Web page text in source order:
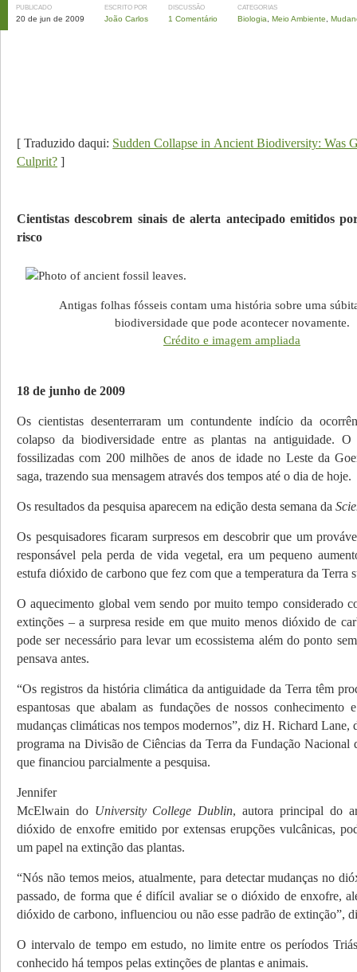
PUBLICADO
20 de jun de 2009
ESCRITO POR
João Carlos
DISCUSSÃO
1 Comentário
CATEGORIAS
Biologia Meio Ambiente
[ Traduzido daqui: Sudden Collapse in Ancient Biodiversity: Was
Culprit? ]
Cientistas descobrem sinais de alerta antecipado emitidos
risco
Antigas folhas fósseis contam uma história sobre uma
biodiversidade que pode acontecer novamente.
Crédito e imagem ampliada
18 de junho de 2009
Os cientistas desenterraram um contundente indício da
colapso da biodiversidade entre as plantas na antiguidade.
fossilizadas com 200 milhões de anos de idade no Leste da
saga, trazendo sua mensagem através dos tempos até o dia de hoje.
Os resultados da pesquisa aparecem na edição desta semana da
Os pesquisadores ficaram surpresos em descobrir que um
responsável pela perda de vida vegetal, era um pequeno
estufa dióxido de carbono que fez com que a temperatura da Terra
O aquecimento global vem sendo por muito tempo considerado
extinções – a surpresa reside em que muito menos dióxido de
pode ser necessário para levar um ecossistema além do ponto
pensava antes.
“Os registros da história climática da antiguidade da Terra têm
espantosas que abalam as fundações de nossos conhecimento
mudanças climáticas nos tempos modernos”, diz H. Richard Lane,
programa na Divisão de Ciências da Terra da Fundação Nacional
que financiou parcialmente a pesquisa.
Jennifer
McElwain do University College Dublin, autora principal do
dióxido de enxofre emitido por extensas erupções vulcânicas,
um papel na extinção das plantas.
“Nós não temos meios, atualmente, para detectar mudanças no
passado, de forma que é difícil avaliar se o dióxido de enxofre,
dióxido de carbono, influenciou ou não esse padrão de extinção”,
O intervalo de tempo em estudo, no limite entre os períodos
conhecido há tempos pelas extinções de plantas e animais.